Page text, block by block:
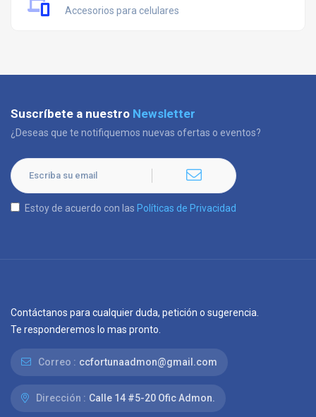
Accesorios para celulares
Suscríbete a nuestro Newsletter
¿Deseas que te notifiquemos nuevas ofertas o eventos?
Estoy de acuerdo con las Políticas de Privacidad
Contáctanos para cualquier duda, petición o sugerencia.
Te responderemos lo mas pronto.
Correo : ccfortunaadmon@gmail.com
Dirección : Calle 14 #5-20 Ofic Admon.